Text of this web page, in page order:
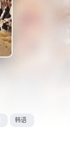
韩语